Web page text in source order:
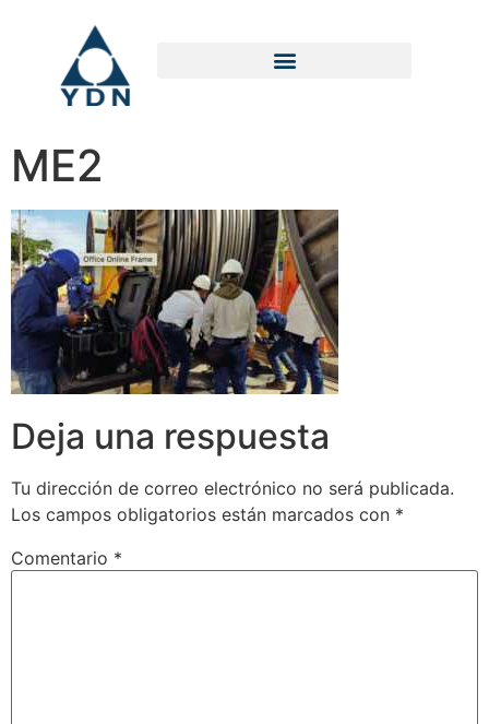
ME2
Deja una respuesta
Tu dirección de correo electrónico no será publicada.
Los campos obligatorios están marcados con *
Comentario *